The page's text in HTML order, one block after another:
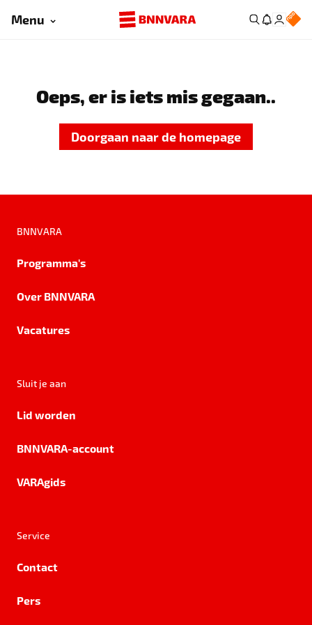
Menu
Oeps, er is iets mis gegaan..
Doorgaan naar de homepage
BNNVARA
Programma's
Over BNNVARA
Vacatures
Sluit je aan
Lid worden
BNNVARA-account
VARAgids
Service
Contact
Pers